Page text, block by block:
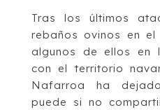
Tras los últimos
rebaños ovinos en el
algunos de ellos en
con el territorio
Nafarroa ha
puede si no